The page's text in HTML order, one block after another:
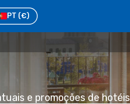
PT (€)
e promoções de hotéis